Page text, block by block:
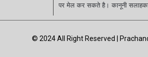
पर मेल कर सकते है। कानूनी सलाहकार
© 2024 All Right Reserved |